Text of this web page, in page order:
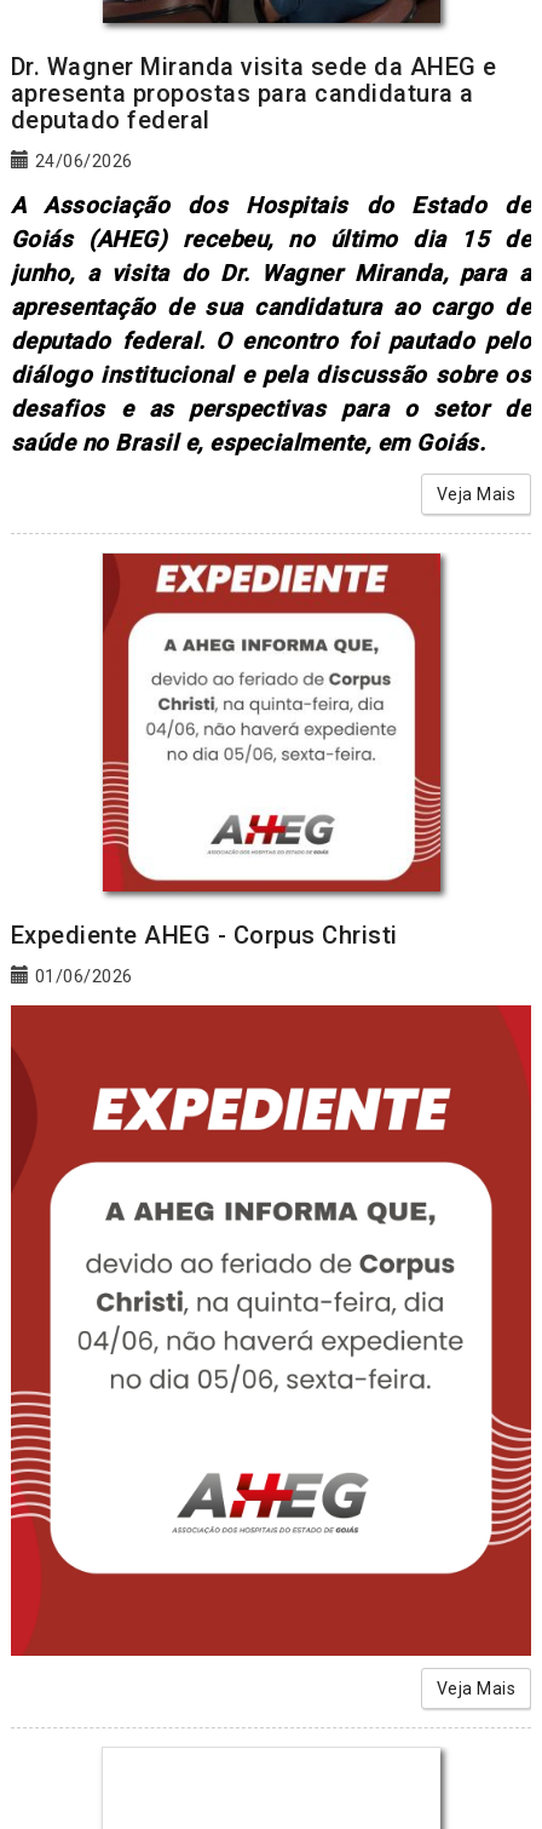
Dr. Wagner Miranda visita sede da AHEG e
apresenta propostas para candidatura a
deputado federal
24/06/2026
A Associação dos Hospitais do Estado de
Goiás (AHEG) recebeu, no último dia 15 de
junho, a visita do Dr. Wagner Miranda, para a
apresentação de sua candidatura ao cargo de
deputado federal. O encontro foi pautado pelo
diálogo institucional e pela discussão sobre os
desafios e as perspectivas para o setor de
saúde no Brasil e, especialmente, em Goiás.
Veja Mais
Expediente AHEG - Corpus Christi
01/06/2026
Veja Mais